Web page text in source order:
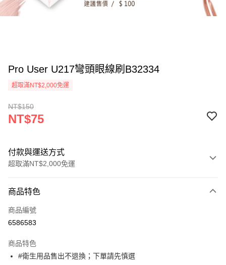
Pro User U217彎頭眼線刷B32334
超取滿NT$2,000免運
NT$150
NT$75
付款與運送方式
超取滿NT$2,000免運
信用卡一次付款
超商取貨付款
悠遊付
商品特色
商品編號
6586583
商品特色
#衛生用品售出不退換；下單請先慎選